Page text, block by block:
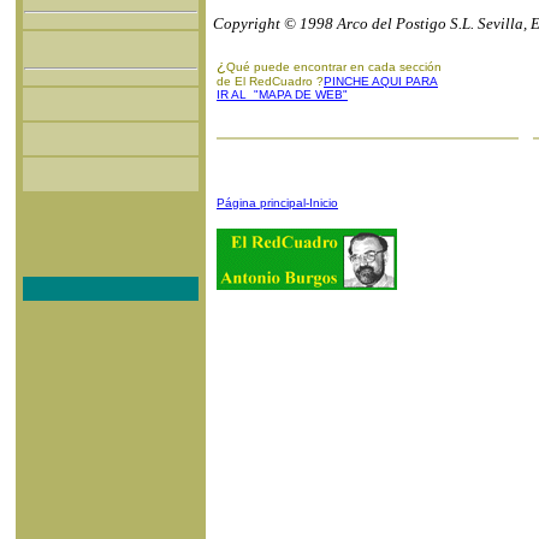
Copyright © 1998 Arco del Postigo S.L. Sevilla,
¿ Qué puede encontrar en cada sección
de El RedCuadro ?PINCHE AQUI PARA
IR AL "MAPA DE WEB"
Página principal-Inicio